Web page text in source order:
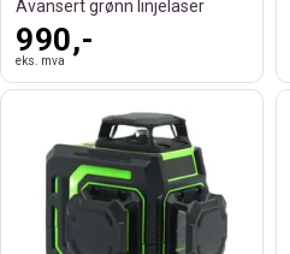
Avansert grønn linjelaser
990,-
eks. mva